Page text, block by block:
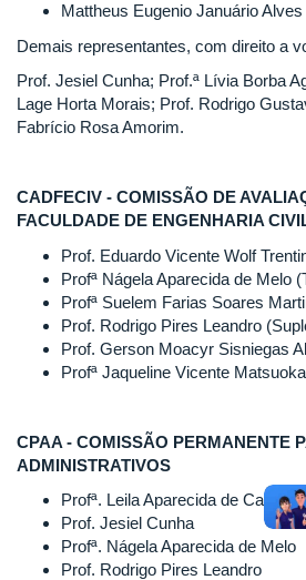
Mattheus Eugenio Januário Alves
Demais representantes, com direito a
Prof. Jesiel Cunha; Prof.ª Lívia Borba
Lage Horta Morais; Prof. Rodrigo
Fabrício Rosa Amorim.
CADFECIV - COMISSÃO DE
FACULDADE DE ENGENHARIA
Prof. Eduardo Vicente Wolf
Profª Nágela Aparecida de Melo
Profª Suelem Farias Soares
Prof. Rodrigo Pires Leandro
Prof. Gerson Moacyr Sisniegas
Profª Jaqueline Vicente
CPAA - COMISSÃO PERMANENTE
ADMINISTRATIVOS
Profª. Leila Aparecida de Castro
Prof. Jesiel Cunha
Profª. Nágela Aparecida de Melo
Prof. Rodrigo Pires Leandro